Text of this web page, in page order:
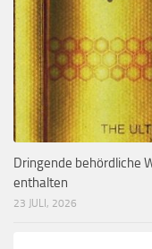
Dringende behördliche
enthalten
23 JULI, 2026